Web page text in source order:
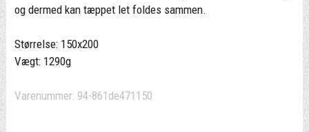
og dermed kan tæppet let foldes sammen.
Størrelse: 150x200
Vægt: 1290g
Varenummer: 94-861de471150